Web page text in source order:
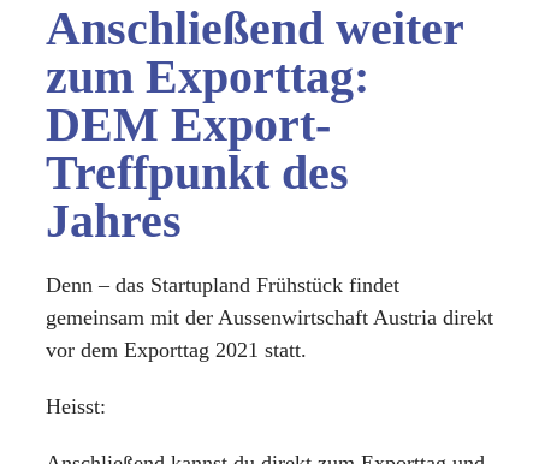
Anschließend weiter
zum Exporttag:
DEM Export-
Treffpunkt des
Jahres
Denn – das Startupland Frühstück findet
gemeinsam mit der Aussenwirtschaft Austria direkt
vor dem Exporttag 2021 statt.
Heisst: